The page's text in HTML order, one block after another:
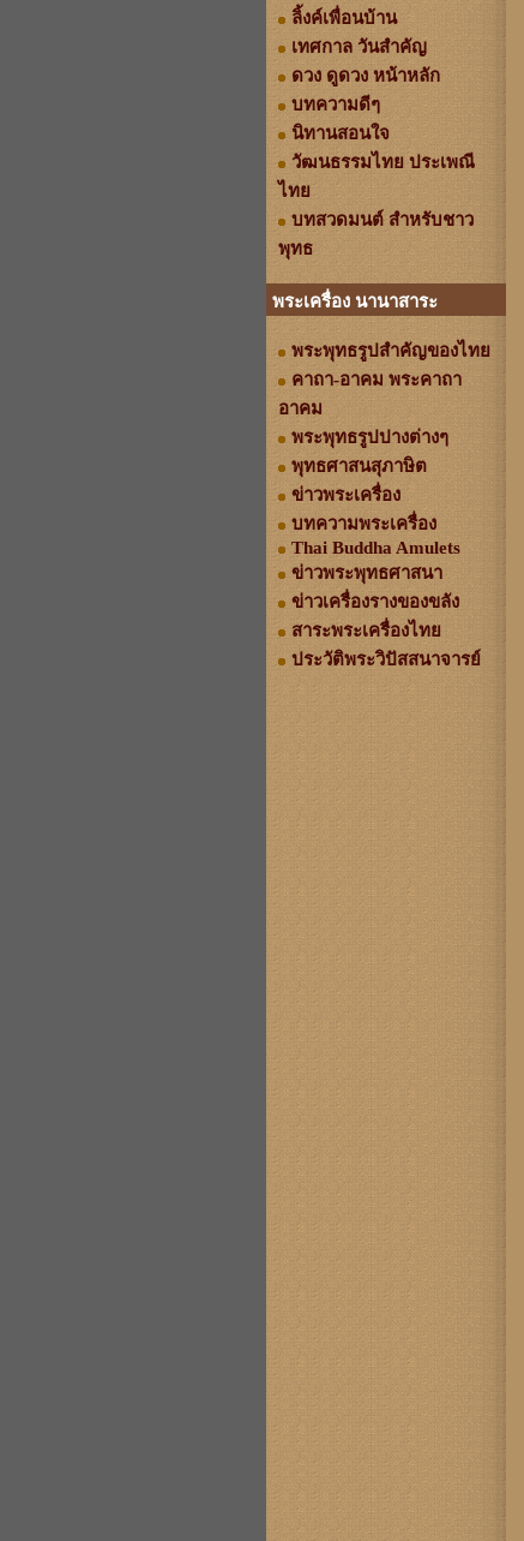
ลิ้งค์เพื่อนบ้าน
เทศกาล วันสำคัญ
ดวง ดูดวง หน้าหลัก
บทความดีๆ
นิทานสอนใจ
วัฒนธรรมไทย ประเพณี
ไทย
บทสวดมนต์ สำหรับชาว
พุทธ
พระเครื่อง นานาสาระ
พระพุทธรูปสำคัญของไทย
คาถา-อาคม พระคาถา
อาคม
พระพุทธรูปปางต่างๆ
พุทธศาสนสุภาษิต
ข่าวพระเครื่อง
บทความพระเครื่อง
Thai Buddha Amulets
ข่าวพระพุทธศาสนา
ข่าวเครื่องรางของขลัง
สาระพระเครื่องไทย
ประวัติพระวิปัสสนาจารย์